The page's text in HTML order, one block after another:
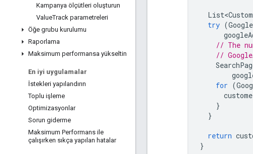
Kampanya ölçütleri oluşturun
ValueTrack parametreleri
Öğe grubu kurulumu
Raporlama
Maksimum performansa yükseltin
En iyi uygulamalar
İstekleri yapılandırın
Toplu işleme
Optimizasyonlar
Sorun giderme
Maksimum Performans ile
çalışırken sıkça yapılan hatalar
try (
// The
//
for (
}
}
return
}